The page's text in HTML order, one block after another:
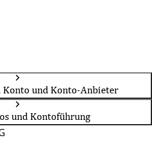
und Konto-Anbieter
und Kontoführung